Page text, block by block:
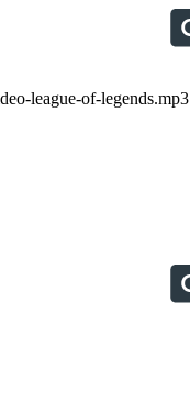
league-of-legends.mp3